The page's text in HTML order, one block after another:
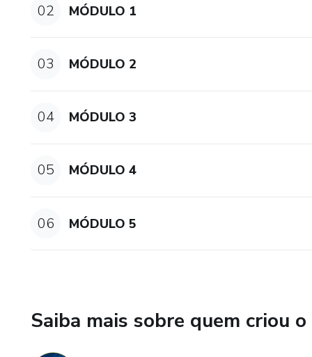
MÓDULO 3 - IMAGEM
TÉCNICAS PARA
CERTOS DENTRO DAS
02 MÓDULO 1
03 MÓDULO 2
04 MÓDULO 3
05 MÓDULO 4
06 MÓDULO 5
Saiba mais sobre quem criou